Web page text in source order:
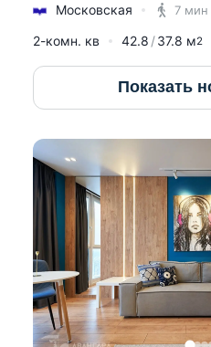
Московская
7 мин
2-комн. кв 42.8 37.8 м2
Показать